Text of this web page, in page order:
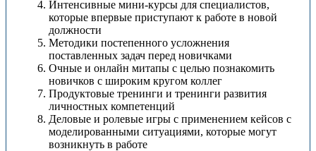
Интенсивные мини-курсы для специалистов,
которые впервые приступают к работе в новой
должности
Методики постепенного усложнения
поставленных задач перед новичками
Очные и онлайн митапы с целью познакомить
новичков с широким кругом коллег
Продуктовые тренинги и тренинги развития
личностных компетенций
Деловые и ролевые игры с применением кейсов с
моделированными ситуациями, которые могут
возникнуть в работе